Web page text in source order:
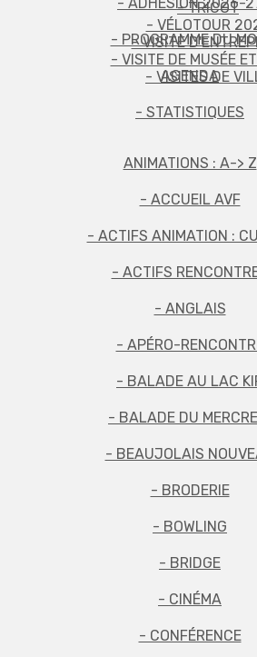
- TRICOT
- VÉLOTOUR
- VISITE
- VISITE DE MUSÉE
- VISITES DE
- PROGRAMME DU
AGENDA
- STATISTIQUES
ANIMATIONS : A-> Z
- ACCUEIL AVF
- ACTIFS ANIMATION :
- ACTIFS
- ANGLAIS
- APÉRO-
- BALADE AU LAC
- BALADE DU
- BEAUJOLAIS
- BRODERIE
- BOWLING
- BRIDGE
- CINÉMA
- CONFÉRENCE